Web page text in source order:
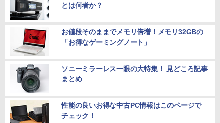
とは何者か？
お値段そのままでメモリ倍増！メモリ32GBの
「お得なゲーミングノート」
ソニーミラーレス一眼の大特集！ 見どころ記事
まとめ
性能の良いお得な中古PC情報はこのページで
チェック！